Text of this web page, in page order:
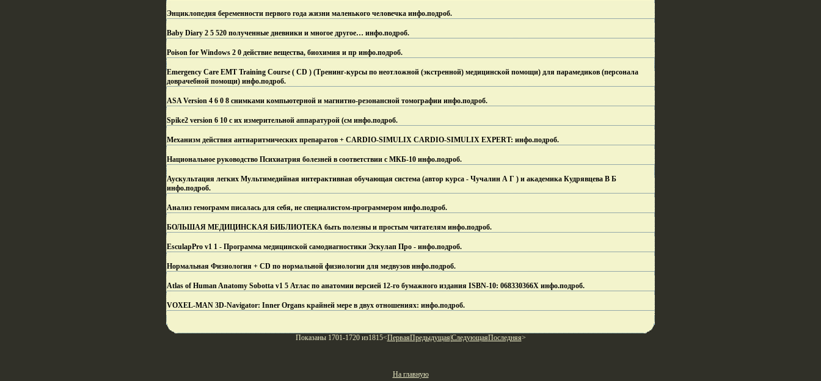
Энциклопедия беременности первого года жизни маленького человечка инфо.подроб.
Baby Diary 2 5 520 полученные дневники и многое другое… инфо.подроб.
Poison for Windows 2 0 действие вещества, биохимия и пр инфо.подроб.
Emergency Care EMT Training Course ( CD ) (Тренинг-курсы по неотложной (экстренной) медицинской помощи) для парамедиков (персонала
доврачебной помощи) инфо.подроб.
ASA Version 4 6 0 8 снимками компьютерной и магнитно-резонансной томографии инфо.подроб.
Spike2 version 6 10 с их измерительной аппаратурой (см инфо.подроб.
Механизм действия антиаритмических препаратов + CARDIO-SIMULIX CARDIO-SIMULIX EXPERT: инфо.подроб.
Национальное руководство Психиатрия болезней в соответствии с МКБ-10 инфо.подроб.
Аускультация легких Мультимедийная интерактивная обучающая система (автор курса - Чучалин А Г ) и академика Кудрявцева В Б
инфо.подроб.
Анализ гемограмм писалась для себя, не специалистом-программером инфо.подроб.
БОЛЬШАЯ МЕДИЦИНСКАЯ БИБЛИОТЕКА быть полезны и простым читателям инфо.подроб.
EsculapPro v1 1 - Программа медицинской самодиагностики Эскулап Про - инфо.подроб.
Нормальная Физиология + CD по нормальной физиологии для медвузов инфо.подроб.
Atlas of Human Anatomy Sobotta v1 5 Атлас по анатомии версией 12-го бумажного издания ISBN-10: 068330366X инфо.подроб.
VOXEL-MAN 3D-Navigator: Inner Organs крайней мере в двух отношениях: инфо.подроб.
Показаны 1701-1720 из1815<ПерваяПредыдущая СледующаяПоследняя>
На главную